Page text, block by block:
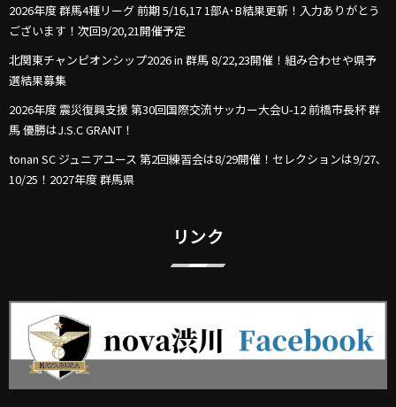
2026年度 群馬4種リーグ 前期 5/16,17 1部A･B結果更新！入力ありがとう
ございます！次回9/20,21開催予定
北関東チャンピオンシップ2026 in 群馬 8/22,23開催！組み合わせや県予
選結果募集
2026年度 震災復興支援 第30回国際交流サッカー大会U-12 前橋市長杯 群
馬 優勝はJ.S.C GRANT！
tonan SC ジュニアユース 第2回練習会は8/29開催！セレクションは9/27､
10/25！2027年度 群馬県
リンク